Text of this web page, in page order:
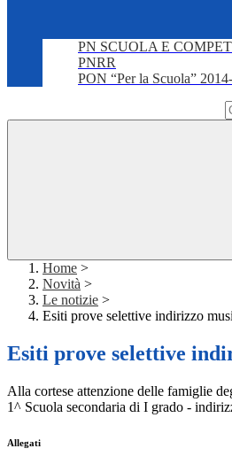
PN SCUOLA E
PNRR
PON “Per la Scuola”
Home >
Novità >
Le notizie >
Esiti prove selettive indirizzo
Esiti prove selettive
Alla cortese attenzione delle famiglie
1^ Scuola secondaria di I grado -
Allegati